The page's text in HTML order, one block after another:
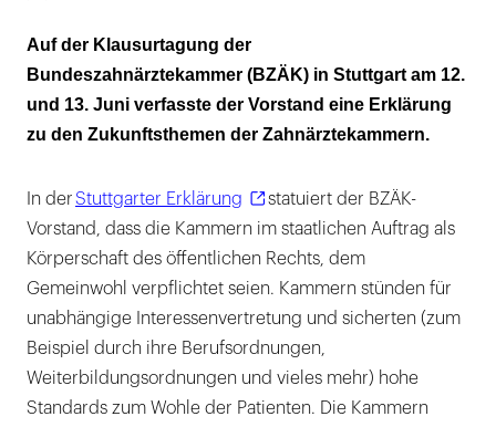
Auf der Klausurtagung der
Bundeszahnärztekammer (BZÄK) in Stuttgart am 12.
und 13. Juni verfasste der Vorstand eine Erklärung
zu den Zukunftsthemen der Zahnärztekammern.
In derStuttgarter Erklärung
statuiert der BZÄK-
Vorstand, dass die Kammern im staatlichen Auftrag als
Körperschaft des öffentlichen Rechts, dem
Gemeinwohl verpflichtet seien. Kammern stünden für
unabhängige Interessenvertretung und sicherten (zum
Beispiel durch ihre Berufsordnungen,
Weiterbildungsordnungen und vieles mehr) hohe
Standards zum Wohle der Patienten. Die Kammern